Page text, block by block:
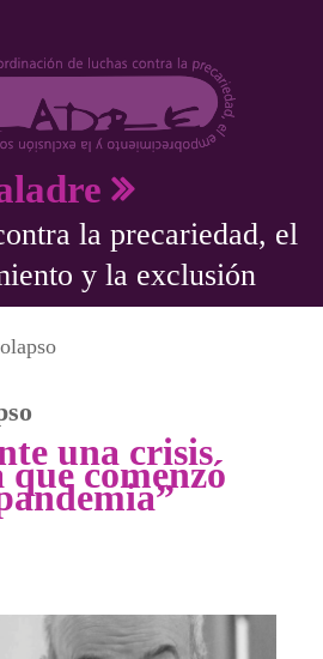
la precariedad, el
y la exclusión
usted aquí
una crisis
comenzó